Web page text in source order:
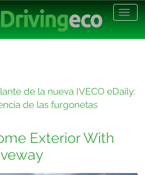
de la nueva IVECO eDaily:
de las furgonetas
Exterior With